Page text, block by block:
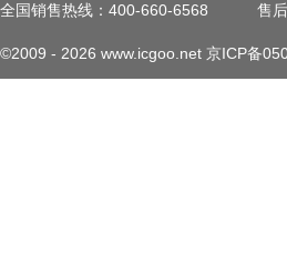
全国销售热线：400-660-6568 售
©2009 - 2026 www.icgoo.net 京ICP备